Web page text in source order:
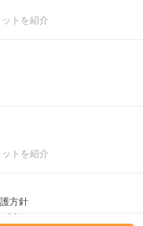
トを紹介
トを紹介
方針
記